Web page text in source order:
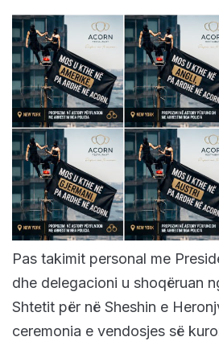
Pas takimit personal me
dhe delegacioni u shoqëruan
Shtetit për në Sheshin e
ceremonia e vendosjes së